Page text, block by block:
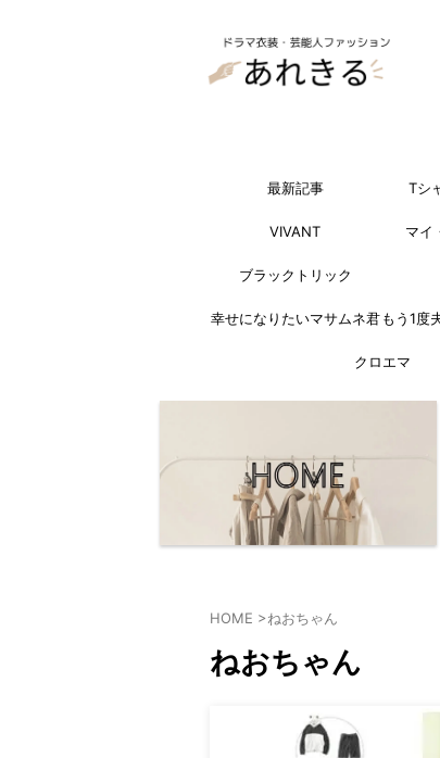
最新記事 Tシ
VIVANT マイ
ブラックトリック
幸せになりたいマサムネ君 もう1度
クロエマ
HOME >ねおちゃん
ねおちゃん